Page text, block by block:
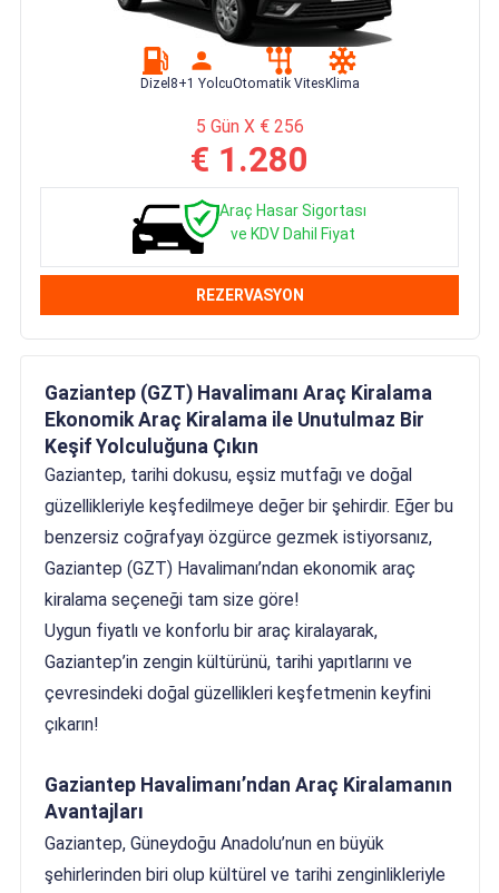
Dizel 8+1 YolcuOtomatik Vites Klima
5 Gün X € 256
€ 1.280
Araç Hasar Sigortası
ve KDV Dahil Fiyat
REZERVASYON
Gaziantep (GZT) Havalimanı Araç Kiralama
Ekonomik Araç Kiralama ile Unutulmaz Bir
Keşif Yolculuğuna Çıkın
Gaziantep, tarihi dokusu, eşsiz mutfağı ve doğal
güzellikleriyle keşfedilmeye değer bir şehirdir. Eğer bu
benzersiz coğrafyayı özgürce gezmek istiyorsanız,
Gaziantep (GZT) Havalimanı’ndan ekonomik araç
kiralama seçeneği tam size göre!
Uygun fiyatlı ve konforlu bir araç kiralayarak,
Gaziantep’in zengin kültürünü, tarihi yapıtlarını ve
çevresindeki doğal güzellikleri keşfetmenin keyfini
çıkarın!
Gaziantep Havalimanı’ndan Araç Kiralamanın
Avantajları
Gaziantep, Güneydoğu Anadolu’nun en büyük
şehirlerinden biri olup kültürel ve tarihi zenginlikleriyle